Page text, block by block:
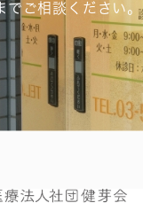
でご相談ください。